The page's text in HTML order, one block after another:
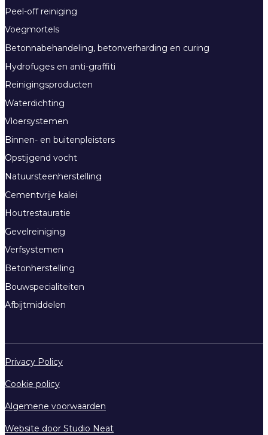
Peel-off reiniging
Voegmortels
Betonnabehandeling, betonverharding en curing
Hydrofuges en anti-graffiti
Reinigingsproducten
Waterdichting
Vloersystemen
Binnen- en buitenpleisters
Opstijgend vocht
Natuursteenherstelling
Cementvrije kalei
Houtrestauratie
Gevelreiniging
Verfsystemen
Betonherstelling
Bouwspecialiteiten
Afbijtmiddelen
Privacy Policy
Cookie policy
Algemene voorwaarden
Website door Studio Neat